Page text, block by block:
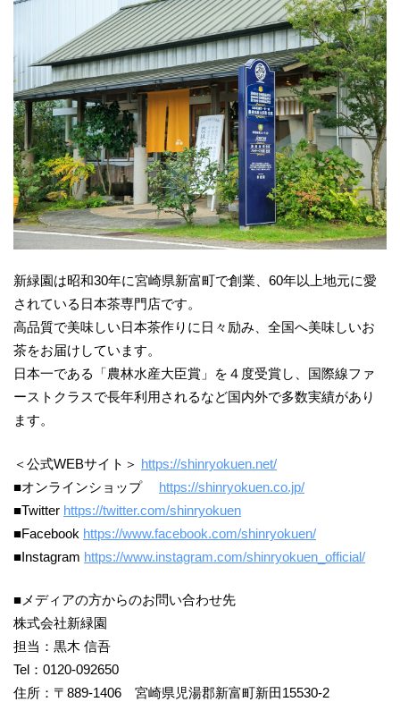
新緑園は昭和30年に宮崎県新富町で創業、60年以上地元に愛
されている日本茶専門店です。
高品質で美味しい日本茶作りに日々励み、全国へ美味しいお
茶をお届けしています。
日本一である「農林水産大臣賞」を４度受賞し、国際線ファ
ーストクラスで長年利用されるなど国内外で多数実績があり
ます。
＜公式WEBサイト＞ https://shinryokuen.net/
■オンラインショップ https://shinryokuen.co.jp/
■Twitter https://twitter.com/shinryokuen
■Facebook https://www.facebook.com/shinryokuen/
■Instagram https://www.instagram.com/shinryokuen_official/
■メディアの方からのお問い合わせ先
株式会社新緑園
担当：黒木 信吾
Tel：0120-092650
住所：〒889-1406 宮崎県児湯郡新富町新田15530-2